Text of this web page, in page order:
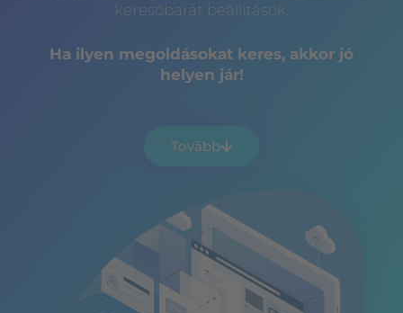
keresőbarát beállítások.
Ha ilyen megoldásokat keres, akkor jó
helyen jár!
Tovább